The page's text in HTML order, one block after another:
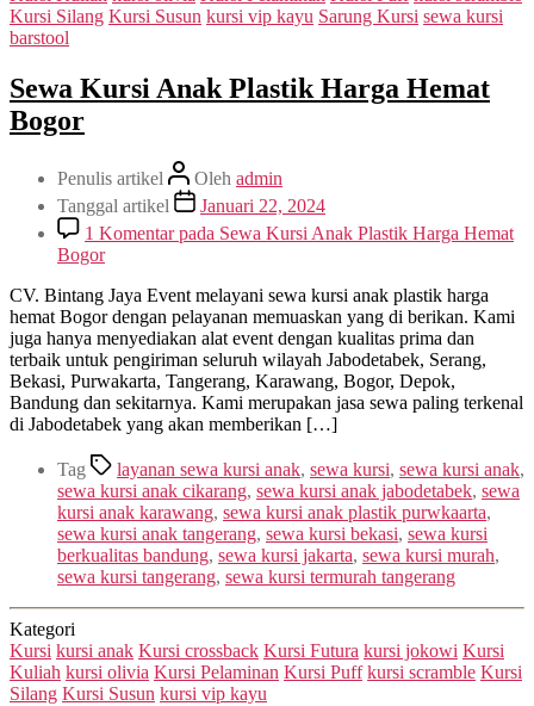
Kursi Silang Kursi Susun kursi vip kayu Sarung Kursi sewa kursi
barstool
Sewa Kursi Anak Plastik Harga Hemat
Bogor
Penulis artikel Oleh admin
Tanggal artikel
Januari 22, 2024
1 Komentarpada Sewa Kursi Anak Plastik Harga Hemat
Bogor
CV. Bintang Jaya Event melayani sewa kursi anak plastik harga
hemat Bogor dengan pelayanan memuaskan yang di berikan. Kami
juga hanya menyediakan alat event dengan kualitas prima dan
terbaik untuk pengiriman seluruh wilayah Jabodetabek, Serang,
Bekasi, Purwakarta, Tangerang, Karawang, Bogor, Depok,
Bandung dan sekitarnya. Kami merupakan jasa sewa paling terkenal
di Jabodetabek yang akan memberikan […]
Tag layanan sewa kursi anak, sewa kursi, sewa kursi anak,
sewa kursi anak cikarang, sewa kursi anak jabodetabek, sewa
kursi anak karawang, sewa kursi anak plastik purwkaarta,
sewa kursi anak tangerang, sewa kursi bekasi, sewa kursi
berkualitas bandung, sewa kursi jakarta, sewa kursi murah,
sewa kursi tangerang, sewa kursi termurah tangerang
Kategori
Kursi kursi anak Kursi crossback Kursi Futura kursi jokowi Kursi
Kuliah kursi olivia Kursi Pelaminan Kursi Puff kursi scramble Kursi
Silang Kursi Susun kursi vip kayu